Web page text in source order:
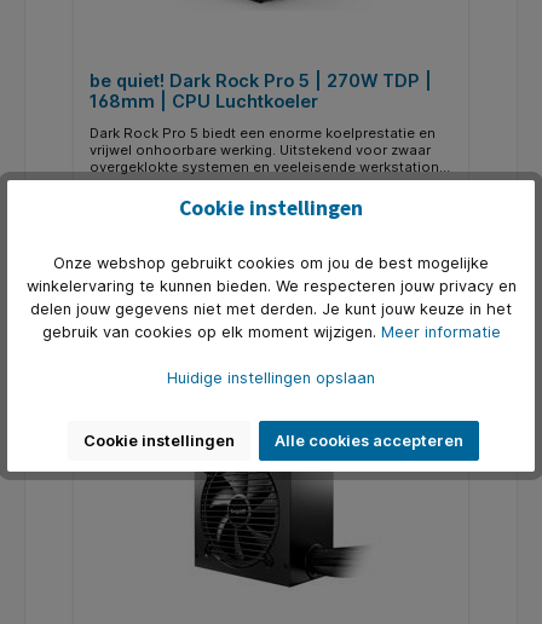
be quiet! Dark Rock Pro 5 | 270W TDP |
168mm | CPU Luchtkoeler
Dark Rock Pro 5 biedt een enorme koelprestatie en
vrijwel onhoorbare werking. Uitstekend voor zwaar
overgeklokte systemen en veeleisende werkstations.
Dark Rock Pro 5 is bedoeld voor gebruikers die de
hoogste eisen stellen aan prestaties, maar
tegelijkertijd geen concessies willen doen aan vrijwel
In de winkelmand
Cookie instellingen
Onze webshop gebruikt cookies om jou de best mogelijke
winkelervaring te kunnen bieden. We respecteren jouw privacy en
delen jouw gegevens niet met derden. Je kunt jouw keuze in het
gebruik van cookies op elk moment wijzigen. Meer informatie
Huidige instellingen opslaan
Cookie instellingen Alle cookies accepteren